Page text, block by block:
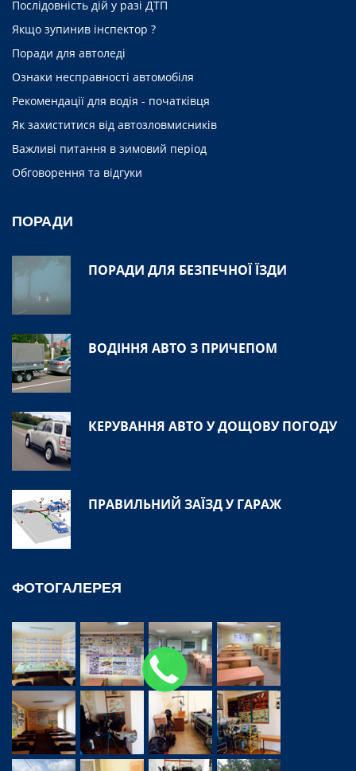
Послідовність дій у разі ДТП
Якщо зупинив інспектор ?
Поради для автоледі
Ознаки несправності автомобіля
Рекомендації для водія - початківця
Як захиститися від автозловмисників
Важливі питання в зимовий період
Обговорення та відгуки
ПОРАДИ
ПОРАДИ ДЛЯ БЕЗПЕЧНОЇ ЇЗДИ
ВОДІННЯ АВТО З ПРИЧЕПОМ
КЕРУВАННЯ АВТО У ДОЩОВУ ПОГОДУ
ПРАВИЛЬНИЙ ЗАЇЗД У ГАРАЖ
ФОТОГАЛЕРЕЯ